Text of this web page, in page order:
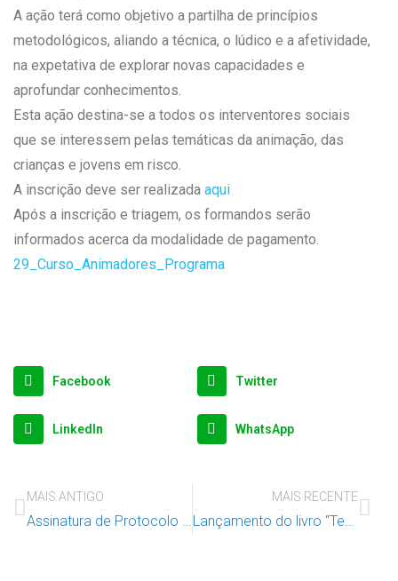
A ação terá como objetivo a partilha de princípios
metodológicos, aliando a técnica, o lúdico e a afetividade,
na expetativa de explorar novas capacidades e
aprofundar conhecimentos.
Esta ação destina-se a todos os interventores sociais
que se interessem pelas temáticas da animação, das
crianças e jovens em risco.
A inscrição deve ser realizada aqui
Após a inscrição e triagem, os formandos serão
informados acerca da modalidade de pagamento.
29_Curso_Animadores_Programa
Facebook Twitter
LinkedIn WhatsApp
MAIS ANTIGO MAIS RECENTE